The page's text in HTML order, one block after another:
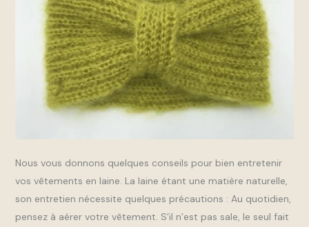
Nous vous donnons quelques conseils pour bien entretenir
vos vêtements en laine. La laine étant une matière naturelle,
son entretien nécessite quelques précautions : Au quotidien,
pensez à aérer votre vêtement. S’il n’est pas sale, le seul fait